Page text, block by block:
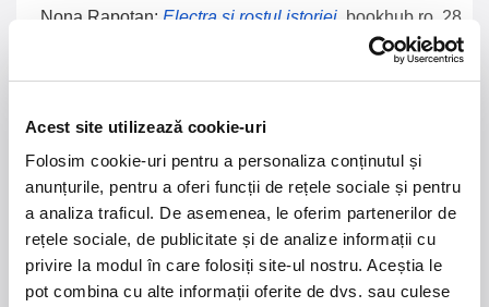
Acest site utilizează cookie-uri
Folosim cookie-uri pentru a personaliza conținutul și
anunțurile, pentru a oferi funcții de rețele sociale și pentru
a analiza traficul. De asemenea, le oferim partenerilor de
rețele sociale, de publicitate și de analize informații cu
privire la modul în care folosiți site-ul nostru. Aceștia le
pot combina cu alte informații oferite de dvs. sau culese
Nona Rapotan: Electra și rostul istoriei bookhub.ro, 28
iunie 2023
Durată: 1h50min
Locație: Teatrul Național Iași, Sala CUB
Distribuție:
CSILLA ALBERT ENIKŐ GYÖRGYJAKAB
LÓRÁND VÁTA
TAMÁS KISS , RÓBERT KARDOS M.
ESZTER ROMÁN
Regia: BOTOND NAGY
Scenografia: DRAGOȘ BUHAGIAR
Dramaturgia: ÁGNES KALI
Light design: BOTOND NAGY